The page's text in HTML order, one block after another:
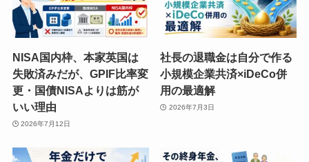
NISA国内枠、本家英国は
失敗済みだが、GPIF比率変
更・国債NISAよりは筋が
いい理由
2026年7月12日
社長の退職金は自分で作る
小規模企業共済×iDeCo併
用の最適解
2026年7月3日